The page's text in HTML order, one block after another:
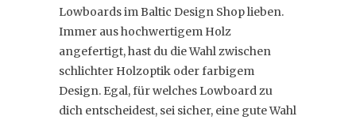
Lowboards im Baltic Design Shop lieben.
Immer aus hochwertigem Holz
angefertigt, hast du die Wahl zwischen
schlichter Holzoptik oder farbigem
Design. Egal, für welches Lowboard zu
dich entscheidest, sei sicher, eine gute Wahl